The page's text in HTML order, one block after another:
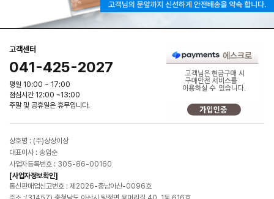
고객센터
041-425-2027
평일 10:00 ~ 17:00
점심시간 12:00 ~13:00
주말 및 공휴일은 휴무입니다.
상호명 : (주)상상이상
대표이사 : 송임순
사업자등록번호 : 305-86-00160
[사업자정보확인]
통신판매업신고번호 : 제2026-충남아산-0096호